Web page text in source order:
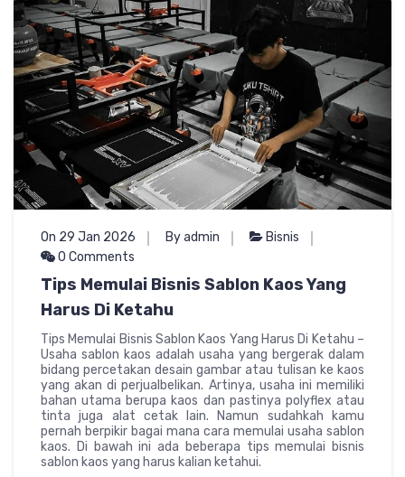
On 29 Jan 2026 By admin
Bisnis
0 Comments
Tips Memulai Bisnis Sablon Kaos Yang
Harus Di Ketahu
Tips Memulai Bisnis Sablon Kaos Yang Harus Di Ketahu –
Usaha sablon kaos adalah usaha yang bergerak dalam
bidang percetakan desain gambar atau tulisan ke kaos
yang akan di perjualbelikan. Artinya, usaha ini memiliki
bahan utama berupa kaos dan pastinya polyflex atau
tinta juga alat cetak lain. Namun sudahkah kamu
pernah berpikir bagai mana cara memulai usaha sablon
kaos. Di bawah ini ada beberapa tips memulai bisnis
sablon kaos yang harus kalian ketahui.